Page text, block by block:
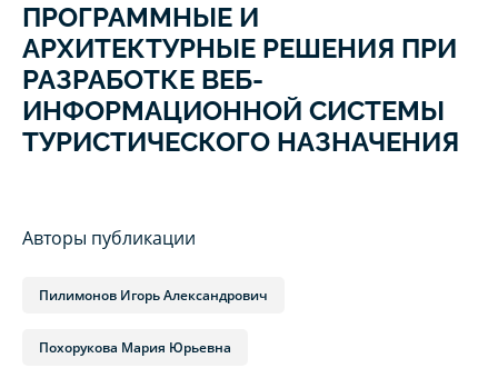
ПРОГРАММНЫЕ И
АРХИТЕКТУРНЫЕ РЕШЕНИЯ ПРИ
РАЗРАБОТКЕ ВЕБ-
ИНФОРМАЦИОННОЙ СИСТЕМЫ
ТУРИСТИЧЕСКОГО НАЗНАЧЕНИЯ
Авторы публикации
Пилимонов Игорь Александрович
Похорукова Мария Юрьевна